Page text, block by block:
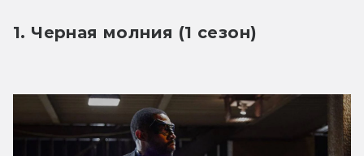
1. Черная молния (1 сезон)